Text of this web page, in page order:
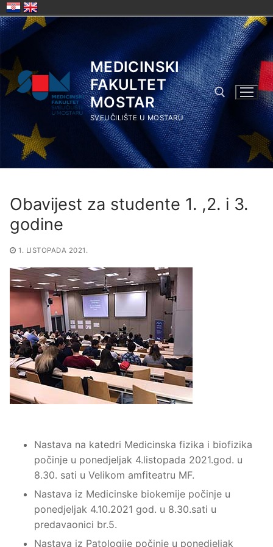
Skip
content
MEDICINSKI
FAKULTET
MOSTAR
SVEUČILIŠTE U MOSTARU
Search for:
Obavijest za studente 1. ,2. i 3.
godine
1. LISTOPADA 2021.
Nastava na katedri Medicinska fizika i biofizika
počinje u ponedjeljak 4.listopada 2021.god. u
8.30. sati u Velikom amfiteatru MF.
Nastava iz Medicinske biokemije počinje u
ponedjeljak 4.10.2021 god. u 8.30.sati u
predavaonici br.5.
Nastava iz Patologije počinje u ponedjeljak